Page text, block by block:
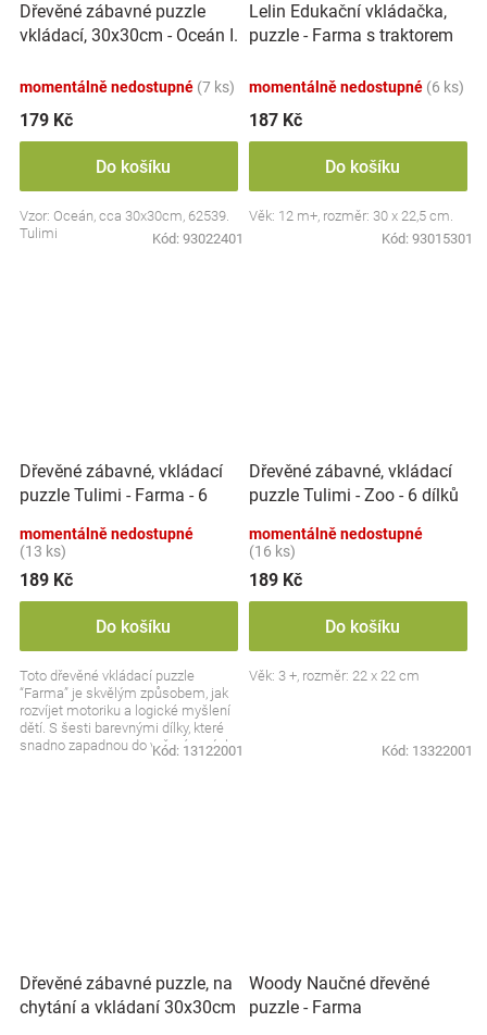
Dřevěné zábavné puzzle
vkládací, 30x30cm - Oceán I.
momentálně nedostupné (7 ks)
179 Kč
Do košíku
Vzor: Oceán, cca 30x30cm, 62539.
Tulimi
Kód: 93022401
Lelin Edukační vkládačka,
puzzle - Farma s traktorem
momentálně nedostupné (6 ks)
187 Kč
Do košíku
Věk: 12 m+, rozměr: 30 x 22,5 cm.
Kód: 93015301
Dřevěné zábavné, vkládací
puzzle Tulimi - Farma - 6
momentálně nedostupné
(13 ks)
189 Kč
Do košíku
Toto dřevěné vkládací puzzle
“Farma” je skvělým způsobem, jak
rozvíjet motoriku a logické myšlení
dětí. S šesti barevnými dílky, které
snadno zapadnou do vyřezávaných
Kód: 13122001
Dřevěné zábavné, vkládací
puzzle Tulimi - Zoo - 6 dílků
momentálně nedostupné
(16 ks)
189 Kč
Do košíku
Věk: 3 +, rozměr: 22 x 22 cm
Kód: 13322001
Dřevěné zábavné puzzle, na
chytání a vkládaní 30x30cm
Woody Naučné dřevěné
puzzle - Farma